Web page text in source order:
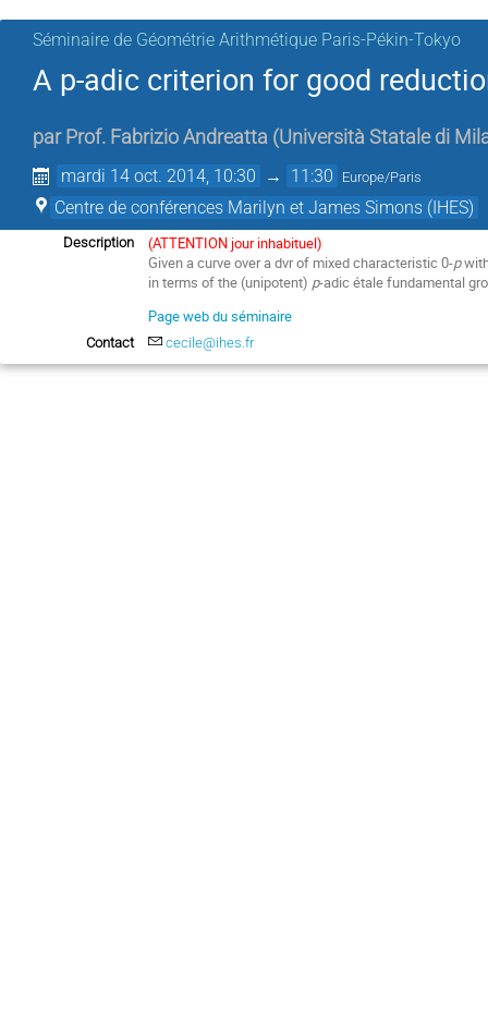
Séminaire de Géométrie Arithmétique Paris-Pékin-Tokyo
A p-adic criterion for good
par Prof. Fabrizio Andreatta (Università Statale di
mardi 14 oct. 2014, 10:30 → 11:30 Europe/Paris
Centre de conférences Marilyn et James Simons (IHES)
Description
(ATTENTION jour inhabituel)
Given a curve over a dvr of mixed characteristic 0-p
in terms of the (unipotent) p-adic étale fundamental
Page web du séminaire
Contact cecile@ihes.fr